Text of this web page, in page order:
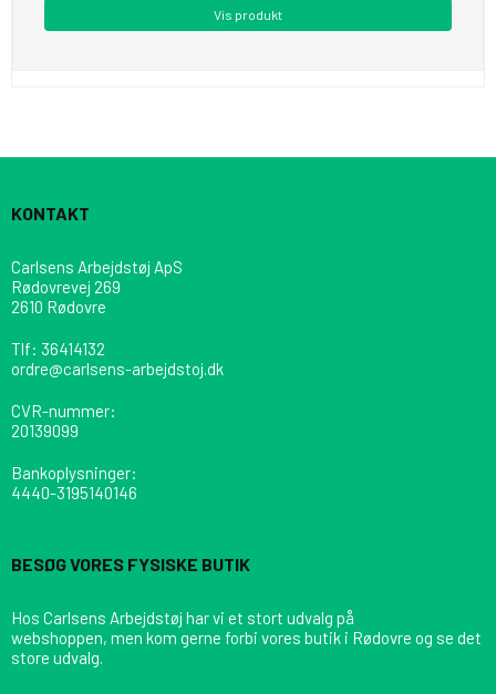
Vis produkt
KONTAKT
Carlsens Arbejdstøj ApS
Rødovrevej 269
2610 Rødovre
Tlf: 36414132
ordre@carlsens-arbejdstoj.dk
CVR-nummer:
20139099
Bankoplysninger:
4440-3195140146
BESØG VORES FYSISKE BUTIK
Hos Carlsens Arbejdstøj har vi et stort udvalg på
webshoppen, men kom gerne forbi vores butik i Rødovre og se det
store udvalg.